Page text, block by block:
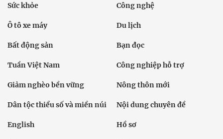
Sức khỏe Công nghệ
Ô tô xe máy Du lịch
Bất động sản Bạn đọc
Tuần Việt Nam Công nghiệp hỗ trợ
Giảm nghèo bền vững Nông thôn mới
Dân tộc thiểu số và miền núi Nội dung chuyên đề
English Hồ sơ